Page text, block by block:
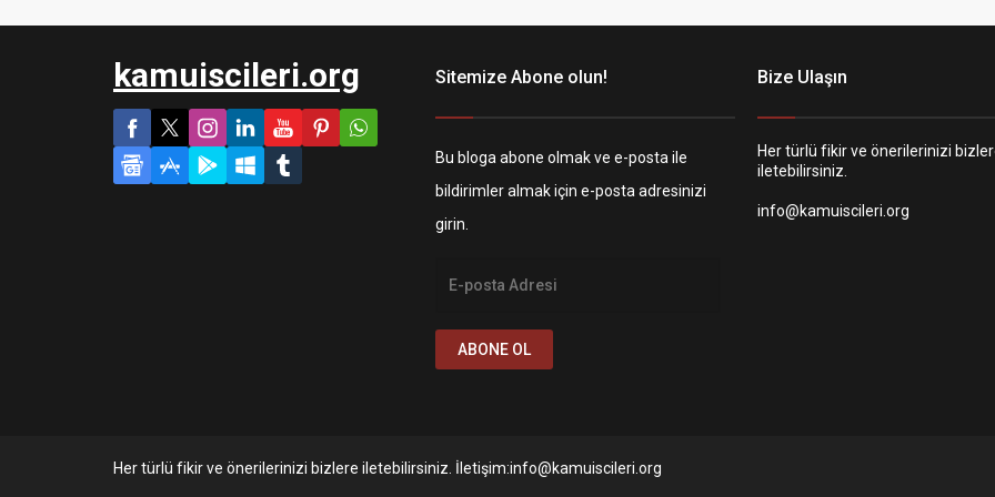
kamuiscileri.org Sitemize Abone olun!
Bu bloga abone olmak ve e-posta ile
bildirimler almak için e-posta adresinizi
girin.
ABONE OL
Bize Ulaşın
Her türlü fikir ve önerilerinizi
iletebilirsiniz.
info@kamuiscileri.org
Her türlü fikir ve önerilerinizi bizlere iletebilirsiniz. İletişim:info@kamuiscileri.org